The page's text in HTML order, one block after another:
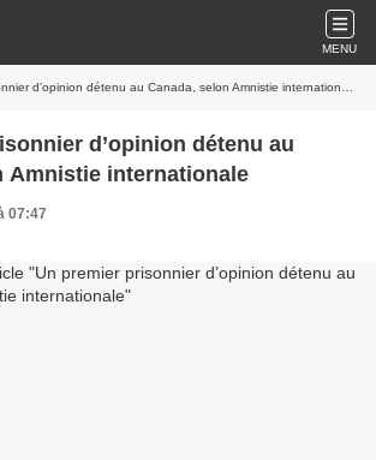
MENU
d’opinion détenu au Canada, selon Amnistie internationale
d’opinion détenu au
Amnistie internationale
07:47